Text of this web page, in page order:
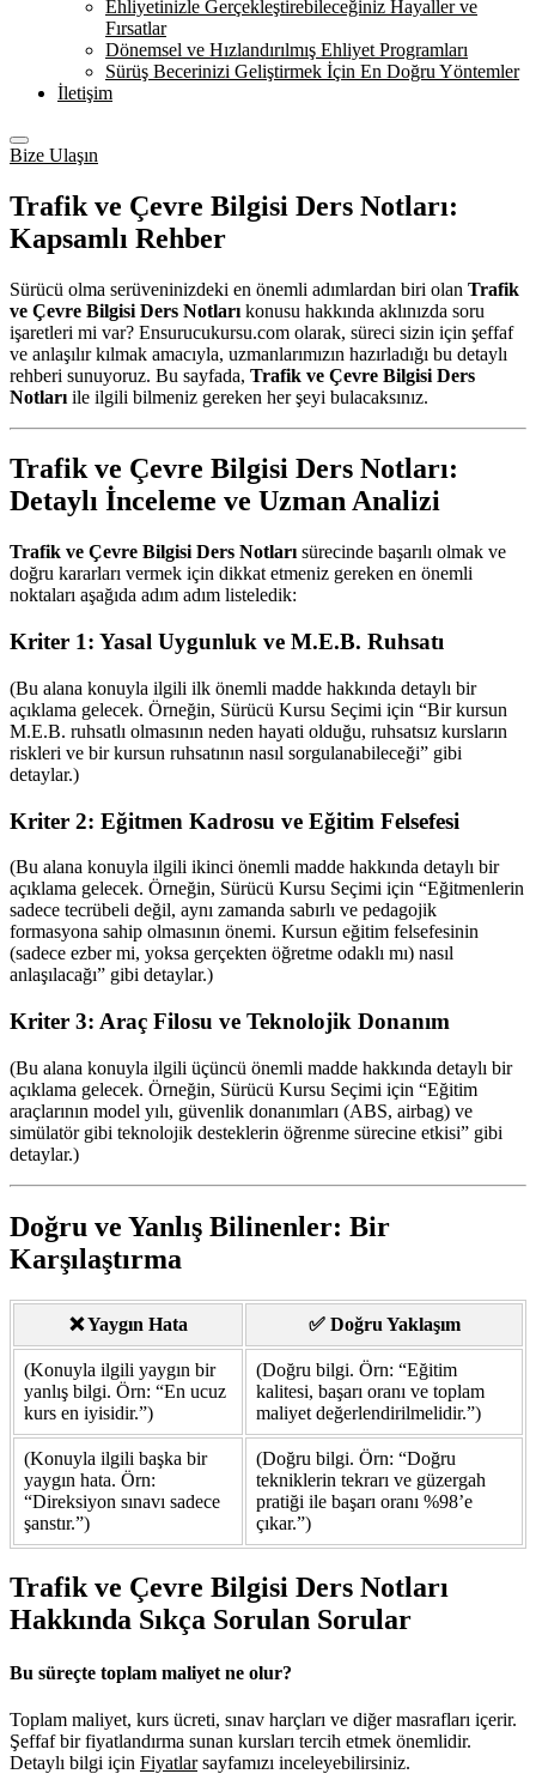
Ehliyetinizle Gerçekleştirebileceğiniz Hayaller ve
Fırsatlar
Dönemsel ve Hızlandırılmış Ehliyet Programları
Sürüş Becerinizi Geliştirmek İçin En Doğru Yöntemler
İletişim
Bize Ulaşın
Trafik ve Çevre Bilgisi Ders Notları:
Kapsamlı Rehber
Sürücü olma serüveninizdeki en önemli adımlardan biri olan Trafik
ve Çevre Bilgisi Ders Notları konusu hakkında aklınızda soru
işaretleri mi var? Ensurucukursu.com olarak, süreci sizin için şeffaf
ve anlaşılır kılmak amacıyla, uzmanlarımızın hazırladığı bu detaylı
rehberi sunuyoruz. Bu sayfada, Trafik ve Çevre Bilgisi Ders
Notları ile ilgili bilmeniz gereken her şeyi bulacaksınız.
Trafik ve Çevre Bilgisi Ders Notları:
Detaylı İnceleme ve Uzman Analizi
Trafik ve Çevre Bilgisi Ders Notları sürecinde başarılı olmak ve
doğru kararları vermek için dikkat etmeniz gereken en önemli
noktaları aşağıda adım adım listeledik:
Kriter 1: Yasal Uygunluk ve M.E.B. Ruhsatı
(Bu alana konuyla ilgili ilk önemli madde hakkında detaylı bir
açıklama gelecek. Örneğin, Sürücü Kursu Seçimi için “Bir kursun
M.E.B. ruhsatlı olmasının neden hayati olduğu, ruhsatsız kursların
riskleri ve bir kursun ruhsatının nasıl sorgulanabileceği” gibi
detaylar.)
Kriter 2: Eğitmen Kadrosu ve Eğitim Felsefesi
(Bu alana konuyla ilgili ikinci önemli madde hakkında detaylı bir
açıklama gelecek. Örneğin, Sürücü Kursu Seçimi için “Eğitmenlerin
sadece tecrübeli değil, aynı zamanda sabırlı ve pedagojik
formasyona sahip olmasının önemi. Kursun eğitim felsefesinin
(sadece ezber mi, yoksa gerçekten öğretme odaklı mı) nasıl
anlaşılacağı” gibi detaylar.)
Kriter 3: Araç Filosu ve Teknolojik Donanım
(Bu alana konuyla ilgili üçüncü önemli madde hakkında detaylı bir
açıklama gelecek. Örneğin, Sürücü Kursu Seçimi için “Eğitim
araçlarının model yılı, güvenlik donanımları (ABS, airbag) ve
simülatör gibi teknolojik desteklerin öğrenme sürecine etkisi” gibi
detaylar.)
Doğru ve Yanlış Bilinenler: Bir
Karşılaştırma
❌ Yaygın Hata ✅ Doğru Yaklaşım
(Konuyla ilgili yaygın bir
yanlış bilgi. Örn: “En ucuz
kurs en iyisidir.”)
(Doğru bilgi. Örn: “Eğitim
kalitesi, başarı oranı ve toplam
maliyet değerlendirilmelidir.”)
(Konuyla ilgili başka bir
yaygın hata. Örn:
“Direksiyon sınavı sadece
şanstır.”)
(Doğru bilgi. Örn: “Doğru
tekniklerin tekrarı ve güzergah
pratiği ile başarı oranı %98’e
çıkar.”)
Trafik ve Çevre Bilgisi Ders Notları
Hakkında Sıkça Sorulan Sorular
Bu süreçte toplam maliyet ne olur?
Toplam maliyet, kurs ücreti, sınav harçları ve diğer masrafları içerir.
Şeffaf bir fiyatlandırma sunan kursları tercih etmek önemlidir.
Detaylı bilgi için Fiyatlarsayfamızı inceleyebilirsiniz.